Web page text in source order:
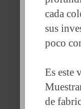
cada
sus
poco
Es este
de